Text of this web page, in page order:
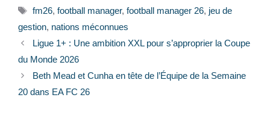
Étiquettes
fm26, football manager, football manager 26, jeu de
gestion, nations méconnues
Ligue 1+ : Une ambition XXL pour s’approprier la Coupe
du Monde 2026
Beth Mead et Cunha en tête de l’Équipe de la Semaine
20 dans EA FC 26